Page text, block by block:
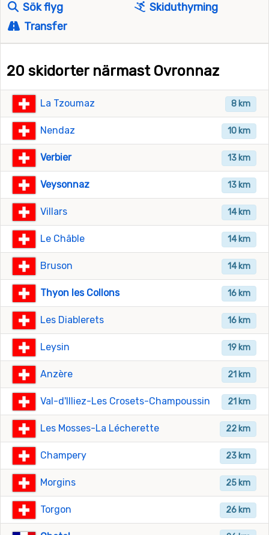
Sök flyg
Skiduthyrning
Transfer
20 skidorter närmast Ovronnaz
8 km
La Tzoumaz
10 km
Nendaz
13 km
Verbier
13 km
Veysonnaz
14 km
Villars
14 km
Le Châble
14 km
Bruson
16 km
Thyon les Collons
16 km
Les Diablerets
19 km
Leysin
21 km
Anzère
21 km
Val-d'Illiez-Les Crosets-Champoussin
22 km
Les Mosses-La Lécherette
23 km
Champery
25 km
Morgins
26 km
Torgon